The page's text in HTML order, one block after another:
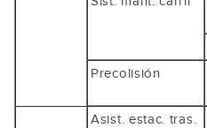
Precolisión
Asist. estac. tras.